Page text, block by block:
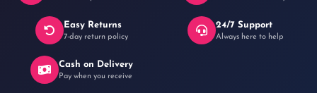
Easy Returns
7-day return policy
24/7 Support
Always here to help
Cash on Delivery
Pay when you receive